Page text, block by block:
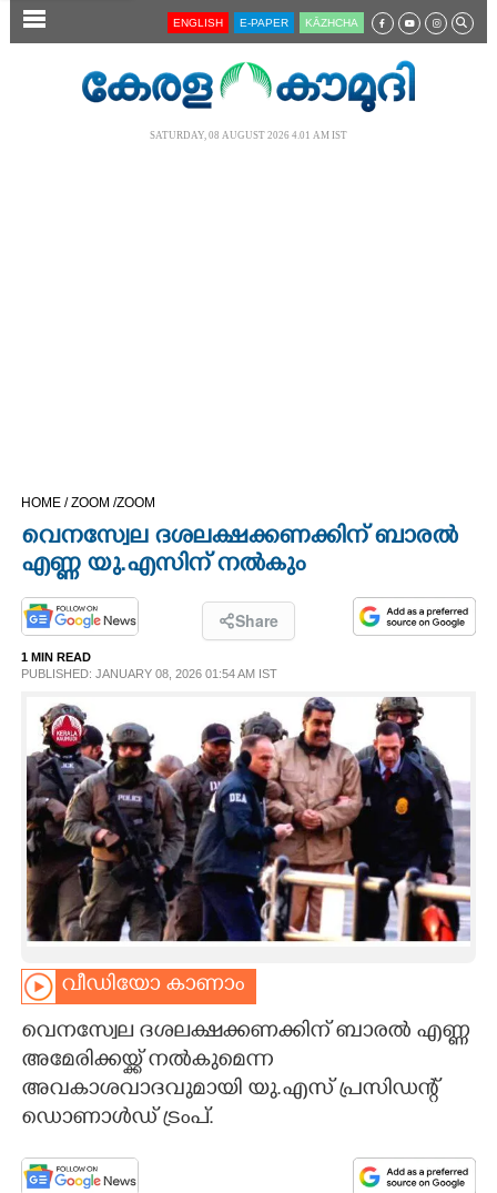
SECTIONS
OPINION
LIFESTYLE
SPIRITUAL
INFO+
ART
ASTRO
CARTOONS
LITERATURE
ZOOM
ENGLISH E-PAPER KĀZHCHA
SATURDAY, 08 AUGUST 2026 4.01 AM IST
HOME /ZOOM /ZOOM
വെനസ്വേല ദശലക്ഷക്കണക്കിന് ബാരൽ
എണ്ണ യു.എസിന് നല്‍കും
Share
1 MIN READ
PUBLISHED: JANUARY 08, 2026 01:54 AM IST
വീഡിയോ കാണാം
വെനസ്വേല ദശലക്ഷക്കണക്കിന് ബാരൽ എണ്ണ
അമേരിക്കയ്ക്ക് നല്‍കുമെന്ന
അവകാശവാദവുമായി യു.എസ് പ്രസിഡന്റ്
ഡൊണാൾഡ് ട്രംപ്.